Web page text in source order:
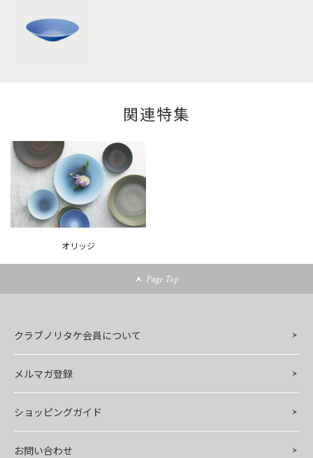
関連特集
オリッジ
Page Top
クラブノリタケ会員について
メルマガ登録
ショッピングガイド
お問い合わせ